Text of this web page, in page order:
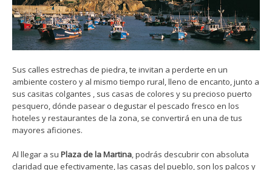
Sus calles estrechas de piedra, te invitan a perderte en un
ambiente costero y al mismo tiempo rural, lleno de encanto, junto a
sus casitas colgantes , sus casas de colores y su precioso puerto
pesquero, dónde pasear o degustar el pescado fresco en los
hoteles y restaurantes de la zona, se convertirá en una de tus
mayores aficiones.
Al llegar a su Plaza de la Martina, podrás descubrir con absoluta
claridad que efectivamente, las casas del pueblo, son los palcos y